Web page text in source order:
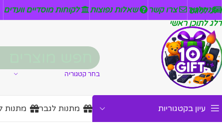
דלג לניווט
דלג לתוכן ראשי
ניזלטר צרו קשר שאלות נפוצות לקוחות מוסדיים וועדים
בחר קטגוריה
עיון בקטגוריות מתנות לגבר מתנות